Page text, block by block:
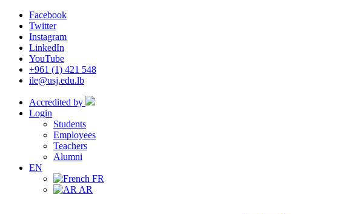
Facebook
Twitter
Instagram
LinkedIn
YouTube
+961 (1) 421 548
ile@usj.edu.lb
Accredited by
Login
Students
Employees
Teachers
Alumni
EN
FR
AR